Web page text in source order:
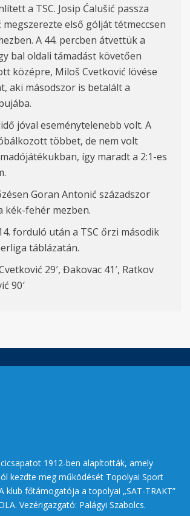
a TSC. Josip Ćalušić passza
első gólját tétmeccsen
A 44. percben átvettük a
bal oldali támadást követően
középre, Miloš Cvetković lövése
aki másodszor is betalált a
jóval eseménytelenebb volt. A
többet, de nem volt
így maradt a 2:1-es
Goran Antonić századszor
kék-fehér mezben.
forduló után a TSC őrzi második
táblázatán.
ć 29′, Đakovac 41′, Ratkov
90′
1912-ben alapították, amely
kezdte meg működését Topolyai Sport
klub főtámogatója a topolyai „SAT-TRAKT”
Vezérigazgató: Palágyi Szabolcs.